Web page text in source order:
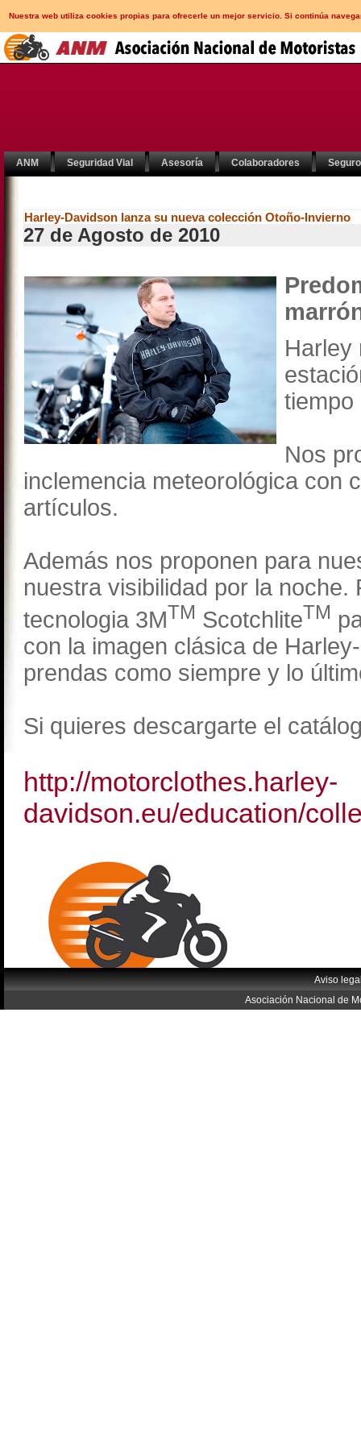
Nuestra web utiliza cookies propias para ofrecerle un mejor servicio. Si continúa
ANM Seguridad Vial Asesoría Colaboradores
Harley-Davidson lanza su nueva colección Otoño-Invierno
27 de Agosto de 2010
Harley
tiempo
Nos
inclemencia meteorológica con
artículos.
Además nos proponen para
nuestra visibilidad por la
tecnologia 3MTM ScotchliteTM
con la imagen clásica de
prendas como siempre y lo
Si quieres descargarte el
http://motorclothes.harley-
davidson.eu/education/
Aviso
Asociación Nacional de